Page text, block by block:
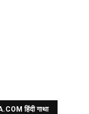
हिंदी गाथा